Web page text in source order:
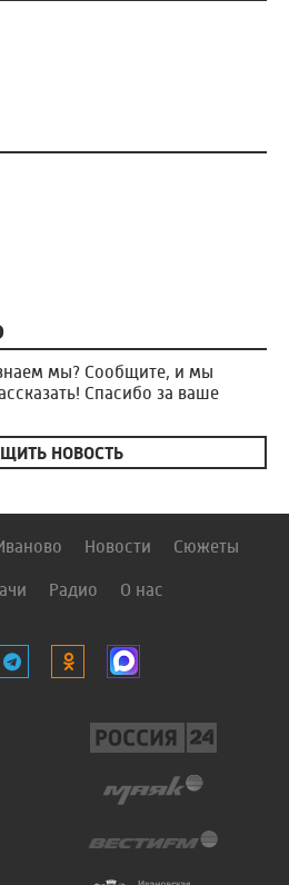
мы? Сообщите, и мы
Спасибо за ваше
НОВОСТЬ
Новости Сюжеты
Радио О нас